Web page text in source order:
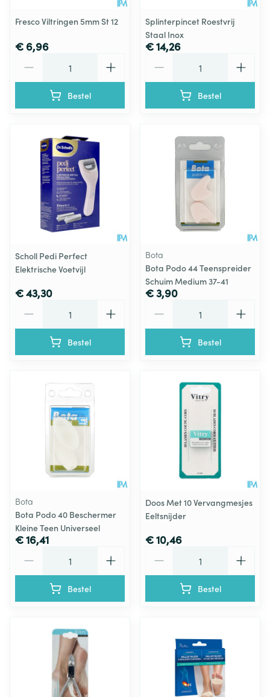
Fresco Viltringen 5mm St 12
€ 6,96
Bestel
Splinterpincet Roestvrij
Staal Inox
€ 14,26
Bestel
Scholl Pedi Perfect
Elektrische Voetvijl
€ 43,30
Bestel
Bota
Bota Podo 44 Teenspreider
Schuim Medium 37-41
€ 3,90
Bestel
Bota
Bota Podo 40 Beschermer
Kleine Teen Universeel
€ 16,41
Bestel
Doos Met 10 Vervangmesjes
Eeltsnijder
€ 10,46
Bestel